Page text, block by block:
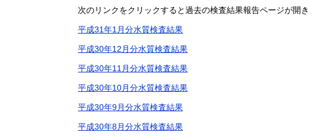
次のリンクをクリックすると過去の検査結果報告ページが開き
平成31年1月分水質検査結果
平成30年12月分水質検査結果
平成30年11月分水質検査結果
平成30年10月分水質検査結果
平成30年9月分水質検査結果
平成30年8月分水質検査結果